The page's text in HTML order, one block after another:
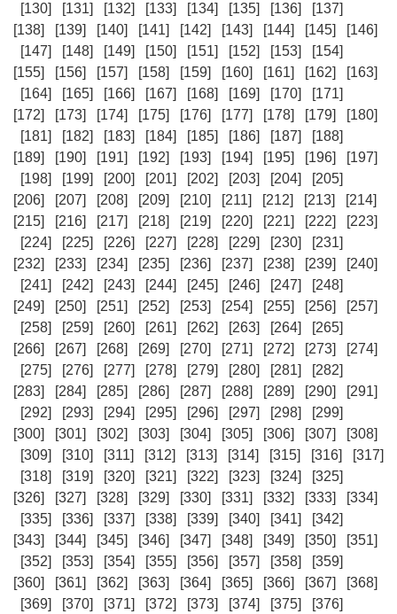
[130]
[131] [132] [133] [134] [135] [136]
[137]
[138]
[139] [140] [141] [142] [143] [144] [145]
[146]
[147]
[148] [149] [150] [151] [152] [153]
[154]
[155]
[156] [157] [158] [159] [160] [161] [162]
[163]
[164]
[165] [166] [167] [168] [169] [170]
[171]
[172]
[173] [174] [175] [176] [177] [178] [179]
[180]
[181]
[182] [183] [184] [185] [186] [187]
[188]
[189]
[190] [191] [192] [193] [194] [195] [196]
[197]
[198]
[199] [200] [201] [202] [203] [204]
[205]
[206]
[207] [208] [209] [210] [211] [212] [213]
[214]
[215]
[216] [217] [218] [219] [220] [221] [222]
[223]
[224]
[225] [226] [227] [228] [229] [230]
[231]
[232]
[233] [234] [235] [236] [237] [238] [239]
[240]
[241]
[242] [243] [244] [245] [246] [247]
[248]
[249]
[250] [251] [252] [253] [254] [255] [256]
[257]
[258]
[259] [260] [261] [262] [263] [264]
[265]
[266]
[267] [268] [269] [270] [271] [272] [273]
[274]
[275]
[276] [277] [278] [279] [280] [281]
[282]
[283]
[284] [285] [286] [287] [288] [289] [290]
[291]
[292]
[293] [294] [295] [296] [297] [298]
[299]
[300]
[301] [302] [303] [304] [305] [306] [307]
[308]
[309]
[310] [311] [312] [313] [314] [315] [316]
[317]
[318]
[319] [320] [321] [322] [323] [324]
[325]
[326]
[327] [328] [329] [330] [331] [332] [333]
[334]
[335]
[336] [337] [338] [339] [340] [341]
[342]
[343]
[344] [345] [346] [347] [348] [349] [350]
[351]
[352]
[353] [354] [355] [356] [357] [358]
[359]
[360]
[361] [362] [363] [364] [365] [366] [367]
[368]
[369]
[370] [371] [372] [373] [374] [375]
[376]